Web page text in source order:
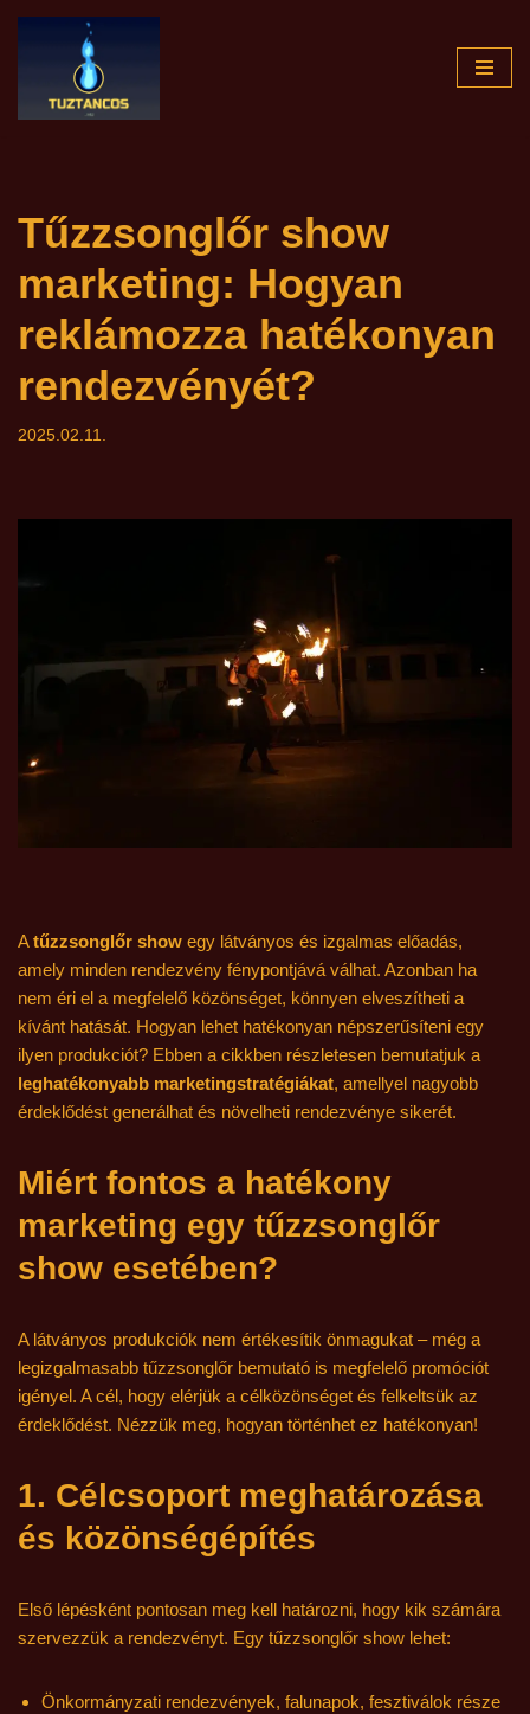
content
Tűzzsonglőr show
marketing: Hogyan
reklámozza hatékonyan
rendezvényét?
2025.02.11.
Atűzzsonglőr show egy látványos és izgalmas előadás,
amely minden rendezvény fénypontjává válhat. Azonban ha
nem éri el a megfelelő közönséget, könnyen elveszítheti a
kívánt hatását. Hogyan lehet hatékonyan népszerűsíteni egy
ilyen produkciót? Ebben a cikkben részletesen bemutatjuk a
leghatékonyabb marketingstratégiákat, amellyel nagyobb
érdeklődést generálhat és növelheti rendezvénye sikerét.
Miért fontos a hatékony
marketing egy tűzzsonglőr
show esetében?
A látványos produkciók nem értékesítik önmagukat – még a
legizgalmasabb tűzzsonglőr bemutató is megfelelő promóciót
igényel. A cél, hogy elérjük a célközönséget és felkeltsük az
érdeklődést. Nézzük meg, hogyan történhet ez hatékonyan!
1. Célcsoport meghatározása
és közönségépítés
Első lépésként pontosan meg kell határozni, hogy kik számára
szervezzük a rendezvényt. Egy tűzzsonglőr show lehet:
Önkormányzati rendezvények, falunapok, fesztiválok része